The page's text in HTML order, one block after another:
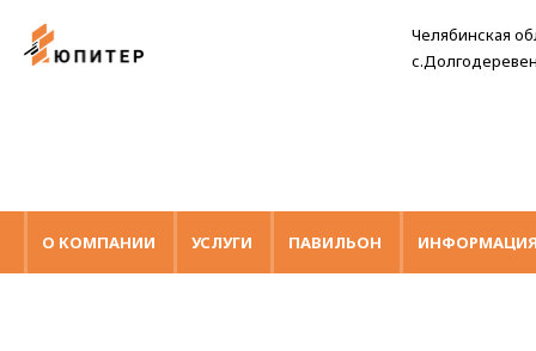
Челябинская
О КОМПАНИИ УСЛУГИ ПАВИЛЬОН